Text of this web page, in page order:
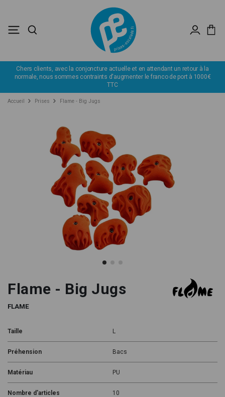
Chers clients, avec la conjoncture actuelle et en attendant un retour à la
normale, nous sommes contraints d'augmenter le franco de port à 1000€
TTC
Accueil Prises Flame - Big Jugs
Flame - Big Jugs
FLAME
Taille L
Préhension Bacs
Matériau PU
Nombre d'articles 10